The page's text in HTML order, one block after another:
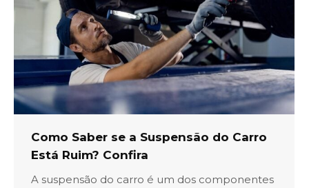
Como Saber se a Suspensão do Carro
Está Ruim? Confira
A suspensão do carro é um dos componentes